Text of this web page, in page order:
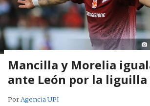
Mancilla y Morelia
ante León por la liguilla
PorAgencia UPI